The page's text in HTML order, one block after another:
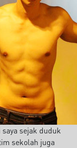
sejak duduk
sekolah juga